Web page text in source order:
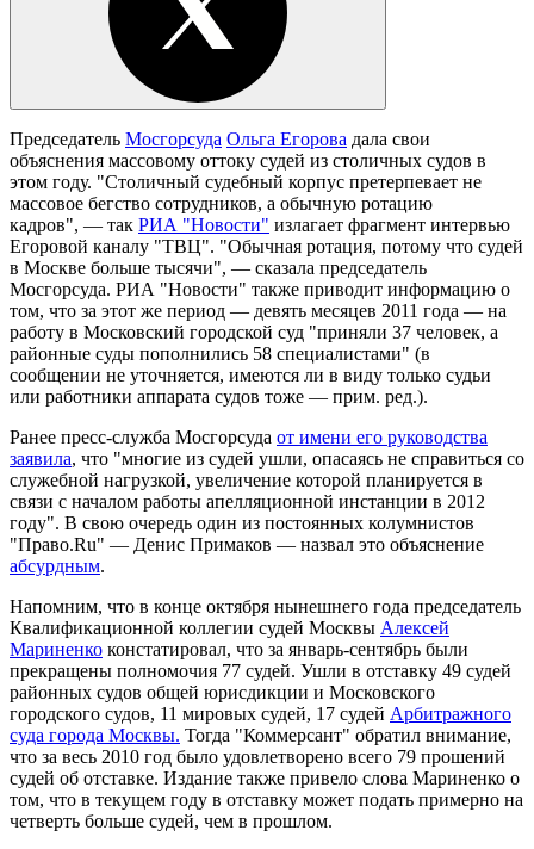
Председатель Мосгорсуда Ольга Егорова дала свои
объяснения массовому оттоку судей из столичных судов в
этом году. "Столичный судебный корпус претерпевает не
массовое бегство сотрудников, а обычную ротацию
кадров", — так РИА "Новости" излагает фрагмент интервью
Егоровой каналу "ТВЦ". "Обычная ротация, потому что судей
в Москве больше тысячи", — сказала председатель
Мосгорсуда. РИА "Новости" также приводит информацию о
том, что за этот же период — девять месяцев 2011 года — на
работу в Московский городской суд "приняли 37 человек, а
районные суды пополнились 58 специалистами" (в
сообщении не уточняется, имеются ли в виду только судьи
или работники аппарата судов тоже — прим. ред.).
Ранее пресс-служба Мосгорсуда от имени его руководства
заявила, что "многие из судей ушли, опасаясь не справиться со
служебной нагрузкой, увеличение которой планируется в
связи с началом работы апелляционной инстанции в 2012
году". В свою очередь один из постоянных колумнистов
"Право.Ru" — Денис Примаков — назвал это объяснение
абсурдным.
Напомним, что в конце октября нынешнего года председатель
Квалификационной коллегии судей Москвы Алексей
Мариненко констатировал, что за январь-сентябрь были
прекращены полномочия 77 судей. Ушли в отставку 49 судей
районных судов общей юрисдикции и Московского
городского судов, 11 мировых судей, 17 судей Арбитражного
суда города Москвы. Тогда "Коммерсант" обратил внимание,
что за весь 2010 год было удовлетворено всего 79 прошений
судей об отставке. Издание также привело слова Мариненко о
том, что в текущем году в отставку может подать примерно на
четверть больше судей, чем в прошлом.